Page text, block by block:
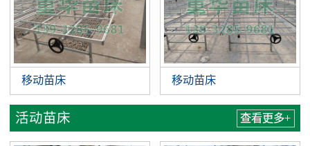
移动苗床 移动苗床
活动苗床 查看更多+